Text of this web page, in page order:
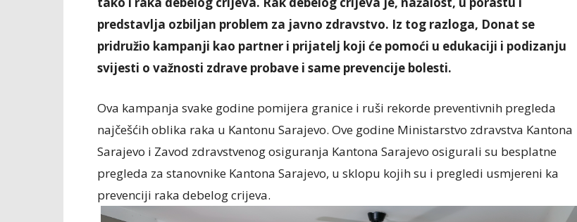
predstavlja ozbiljan problem za javno zdravstvo. Iz tog razloga, Donat se
pridružio kampanji kao partner i prijatelj koji će pomoći u edukaciji i podizanju
svijesti o važnosti zdrave probave i same prevencije bolesti.
Ova kampanja svake godine pomijera granice i ruši rekorde preventivnih pregleda
najčešćih oblika raka u Kantonu Sarajevo. Ove godine Ministarstvo zdravstva Kantona
Sarajevo i Zavod zdravstvenog osiguranja Kantona Sarajevo osigurali su besplatne
pregleda za stanovnike Kantona Sarajevo, u sklopu kojih su i pregledi usmjereni ka
prevenciji raka debelog crijeva.